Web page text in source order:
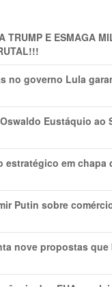
TRUMP E ESMAGA
no governo Lula
Eustáquio ao
estratégico em
Putin sobre
nove propostas